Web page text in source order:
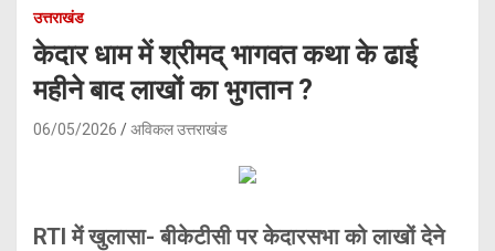
उत्तराखंड
केदार धाम में श्रीमद् भागवत कथा के ढाई
महीने बाद लाखों का भुगतान ?
06/05/2026 अविकल उत्तराखंड
RTI में खुलासा- बीकेटीसी पर केदारसभा को लाखों देने